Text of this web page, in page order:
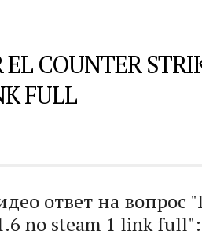
EL COUNTER
FULL
ответ на вопрос
no steam 1 link full":